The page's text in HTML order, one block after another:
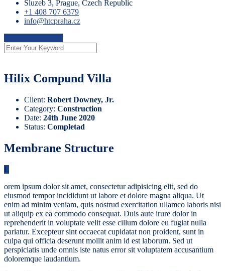
Sluzeb 3, Prague, Czech Republic
+1 408 707 6379
info@htcpraha.cz
Hilix Compund Villa
Client: Robert Downey, Jr.
Category: Construction
Date: 24th June 2020
Status: Completad
Membrane Structure
L
orem ipsum dolor sit amet, consectetur adipisicing elit, sed do
eiusmod tempor incididunt ut labore et dolore magna aliqua. Ut
enim ad minim veniam, quis nostrud exercitation ullamco laboris nisi
ut aliquip ex ea commodo consequat. Duis aute irure dolor in
reprehenderit in voluptate velit esse cillum dolore eu fugiat nulla
pariatur. Excepteur sint occaecat cupidatat non proident, sunt in
culpa qui officia deserunt mollit anim id est laborum. Sed ut
perspiciatis unde omnis iste natus error sit voluptatem accusantium
doloremque laudantium.